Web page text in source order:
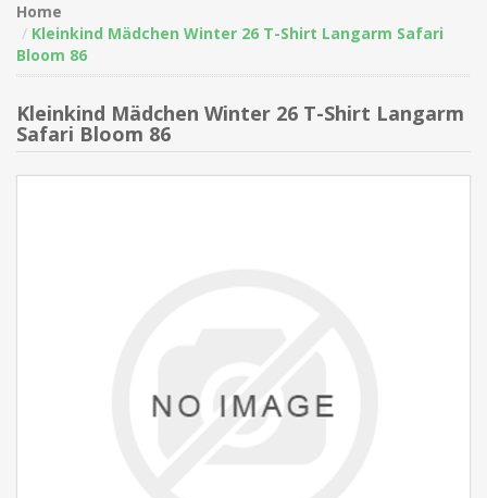
Home
Kleinkind Mädchen Winter 26 T-Shirt Langarm Safari
Bloom 86
Kleinkind Mädchen Winter 26 T-Shirt Langarm
Safari Bloom 86